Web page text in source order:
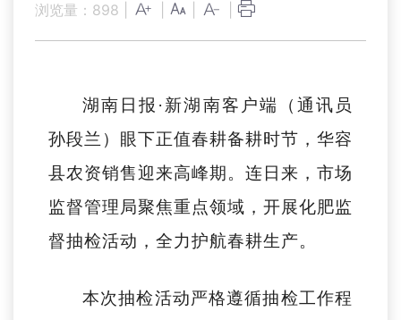
浏览量： 898
湖南日报·新湖南客户端（通讯员
孙段兰）眼下正值春耕备耕时节，华容
县农资销售迎来高峰期。连日来，市场
监督管理局聚焦重点领域，开展化肥监
督抽检活动，全力护航春耕生产。
本次抽检活动严格遵循抽检工作程